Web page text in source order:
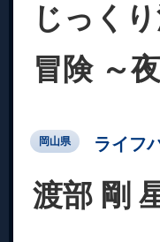
じっく
冒険 ～
岡山県 ライフ
渡部 剛